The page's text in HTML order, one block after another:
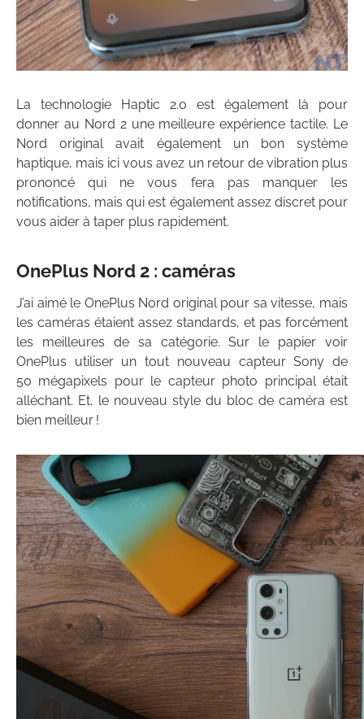
La technologie Haptic 2.0 est également là pour
donner au Nord 2 une meilleure expérience tactile. Le
Nord original avait également un bon système
haptique, mais ici vous avez un retour de vibration plus
prononcé qui ne vous fera pas manquer les
notifications, mais qui est également assez discret pour
vous aider à taper plus rapidement.
OnePlus Nord 2 : caméras
J’ai aimé le OnePlus Nord original pour sa vitesse, mais
les caméras étaient assez standards, et pas forcément
les meilleures de sa catégorie. Sur le papier voir
OnePlus utiliser un tout nouveau capteur Sony de
50 mégapixels pour le capteur photo principal était
alléchant. Et, le nouveau style du bloc de caméra est
bien meilleur !